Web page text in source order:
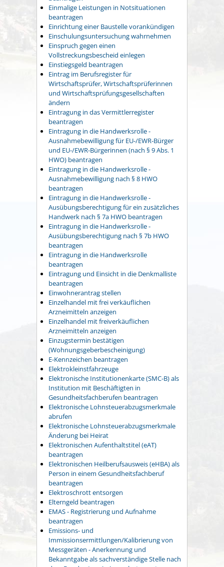
Einmalige Leistungen in Notsituationen
beantragen
Einrichtung einer Baustelle vorankündigen
Einschulungsuntersuchung wahrnehmen
Einspruch gegen einen
Vollstreckungsbescheid einlegen
Einstiegsgeld beantragen
Eintrag im Berufsregister für
Wirtschaftsprüfer, Wirtschaftsprüferinnen
und Wirtschaftsprüfungsgesellschaften
ändern
Eintragung in das Vermittlerregister
beantragen
Eintragung in die Handwerksrolle -
Ausnahmebewilligung für EU-/EWR-Bürger
und EU-/EWR-Bürgerinnen (nach § 9 Abs. 1
HWO) beantragen
Eintragung in die Handwerksrolle -
Ausnahmebewilligung nach § 8 HWO
beantragen
Eintragung in die Handwerksrolle -
Ausübungsberechtigung für ein zusätzliches
Handwerk nach § 7a HWO beantragen
Eintragung in die Handwerksrolle -
Ausübungsberechtigung nach § 7b HWO
beantragen
Eintragung in die Handwerksrolle
beantragen
Eintragung und Einsicht in die Denkmalliste
beantragen
Einwohnerantrag stellen
Einzelhandel mit frei verkäuflichen
Arzneimitteln anzeigen
Einzelhandel mit freiverkäuflichen
Arzneimitteln anzeigen
Einzugstermin bestätigen
(Wohnungsgeberbescheinigung)
E-Kennzeichen beantragen
Elektrokleinstfahrzeuge
Elektronische Institutionenkarte (SMC-B) als
Institution mit Beschäftigten in
Gesundheitsfachberufen beantragen
Elektronische Lohnsteuerabzugsmerkmale
abrufen
Elektronische Lohnsteuerabzugsmerkmale
Änderung bei Heirat
Elektronischen Aufenthaltstitel (eAT)
beantragen
Elektronischen Heilberufsausweis (eHBA) als
Person in einem Gesundheitsfachberuf
beantragen
Elektroschrott entsorgen
Elterngeld beantragen
EMAS - Registrierung und Aufnahme
beantragen
Emissions- und
Immissionsermittlungen/Kalibrierung von
Messgeräten - Anerkennung und
Bekanntgabe als sachverständige Stelle nach